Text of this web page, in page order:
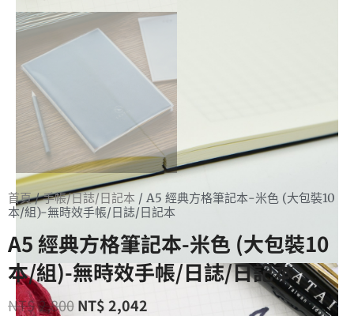
首頁/手帳/日誌/日記本 / A5 經典方格筆記本-米色 (大包裝10
本/組)-無時效手帳/日誌/日記本
A5 經典方格筆記本-米色 (大包裝10
本/組)-無時效手帳/日誌/日記本
NT$2,800 NT$2,042